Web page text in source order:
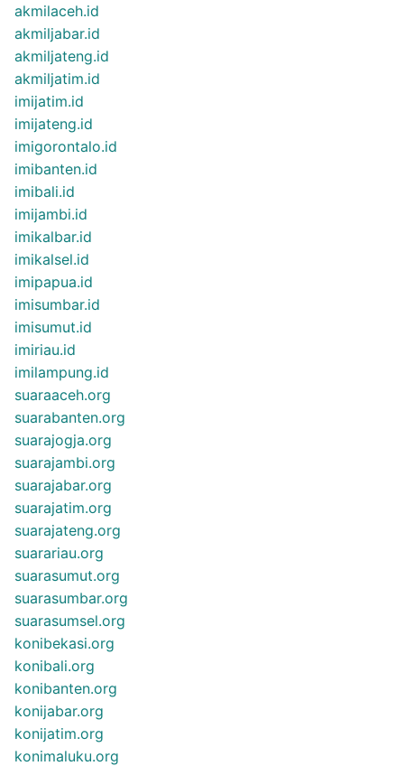
akmilaceh.id
akmiljabar.id
akmiljateng.id
akmiljatim.id
imijatim.id
imijateng.id
imigorontalo.id
imibanten.id
imibali.id
imijambi.id
imikalbar.id
imikalsel.id
imipapua.id
imisumbar.id
imisumut.id
imiriau.id
imilampung.id
suaraaceh.org
suarabanten.org
suarajogja.org
suarajambi.org
suarajabar.org
suarajatim.org
suarajateng.org
suarariau.org
suarasumut.org
suarasumbar.org
suarasumsel.org
konibekasi.org
konibali.org
konibanten.org
konijabar.org
konijatim.org
konimaluku.org